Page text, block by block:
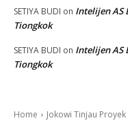
SETIYA BUDI on Intelijen AS
Tiongkok
SETIYA BUDI on Intelijen AS
Tiongkok